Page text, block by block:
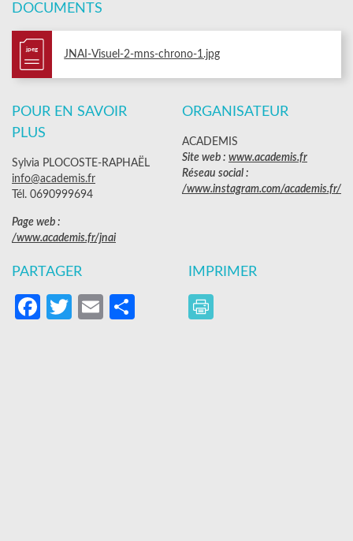
DOCUMENTS
jpeg JNAI-Visuel-2-mns-chrono-1.jpg
POUR EN SAVOIR
PLUS
Sylvia PLOCOSTE-RAPHAËL
info@academis.fr
Tél. 0690999694
Page web :
/www.academis.fr/jnai
ORGANISATEUR
ACADEMIS
Site web : www.academis.fr
Réseau social :
/www.instagram.com/academis.fr/
PARTAGER
Facebook
Twitter
EmailPartager
IMPRIMER